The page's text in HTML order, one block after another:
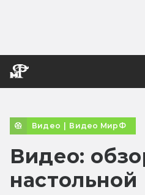
Видео | Видео МирФ
Видео:
настольной